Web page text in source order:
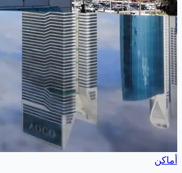
أماكن